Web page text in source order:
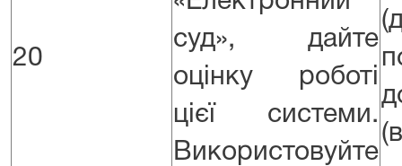
20
суд», дайте
оцінку роботі
цієї системи.
Використовуйте